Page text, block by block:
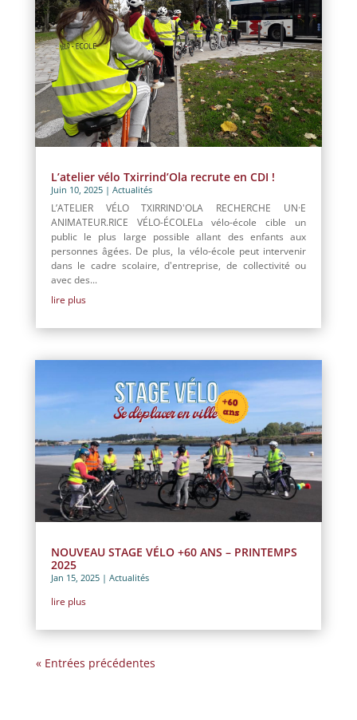
L’atelier vélo Txirrind’Ola recrute en CDI !
Juin 10, 2025| Actualités
L’ATELIER VÉLO TXIRRIND'OLA RECHERCHE UN·E
ANIMATEUR.RICE VÉLO-ÉCOLELa vélo-école cible un
public le plus large possible allant des enfants aux
personnes âgées. De plus, la vélo-école peut intervenir
dans le cadre scolaire, d'entreprise, de collectivité ou
avec des...
lire plus
NOUVEAU STAGE VÉLO +60 ANS – PRINTEMPS
2025
Jan 15, 2025| Actualités
lire plus
« Entrées précédentes